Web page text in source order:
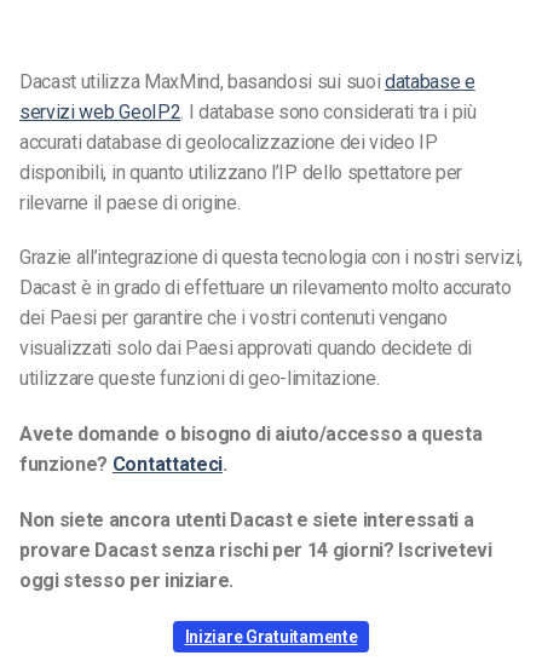
Dacast utilizza MaxMind, basandosi sui suoi database e
servizi web GeoIP2 . I database sono considerati tra i più
accurati database di geolocalizzazione dei video IP
disponibili, in quanto utilizzano l’IP dello spettatore per
rilevarne il paese di origine.
Grazie all’integrazione di questa tecnologia con i nostri servizi,
Dacast è in grado di effettuare un rilevamento molto accurato
dei Paesi per garantire che i vostri contenuti vengano
visualizzati solo dai Paesi approvati quando decidete di
utilizzare queste funzioni di geo-limitazione.
Avete domande o bisogno di aiuto/accesso a questa
funzione? Contattateci.
Non siete ancora utenti Dacast e siete interessati a
provare Dacast senza rischi per 14 giorni? Iscrivetevi
oggi stesso per iniziare.
Iniziare Gratuitamente